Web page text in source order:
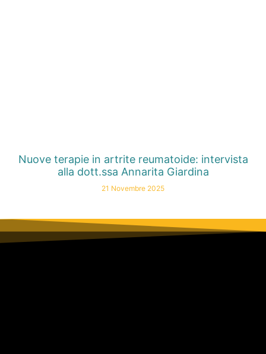
Nuove terapie in artrite reumatoide: intervista
alla dott.ssa Annarita Giardina
21 Novembre 2025